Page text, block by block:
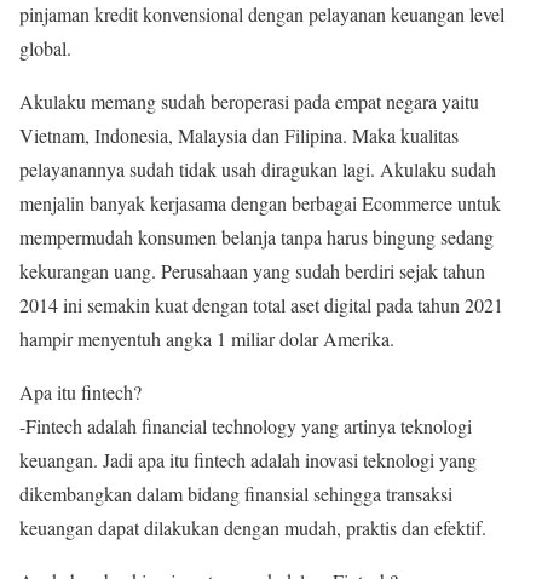
pinjaman kredit konvensional dengan pelayanan keuangan level
global.
Akulaku memang sudah beroperasi pada empat negara yaitu
Vietnam, Indonesia, Malaysia dan Filipina. Maka kualitas
pelayanannya sudah tidak usah diragukan lagi. Akulaku sudah
menjalin banyak kerjasama dengan berbagai Ecommerce untuk
mempermudah konsumen belanja tanpa harus bingung sedang
kekurangan uang. Perusahaan yang sudah berdiri sejak tahun
2014 ini semakin kuat dengan total aset digital pada tahun 2021
hampir menyentuh angka 1 miliar dolar Amerika.
Apa itu fintech?
-Fintech adalah financial technology yang artinya teknologi
keuangan. Jadi apa itu fintech adalah inovasi teknologi yang
dikembangkan dalam bidang finansial sehingga transaksi
keuangan dapat dilakukan dengan mudah, praktis dan efektif.